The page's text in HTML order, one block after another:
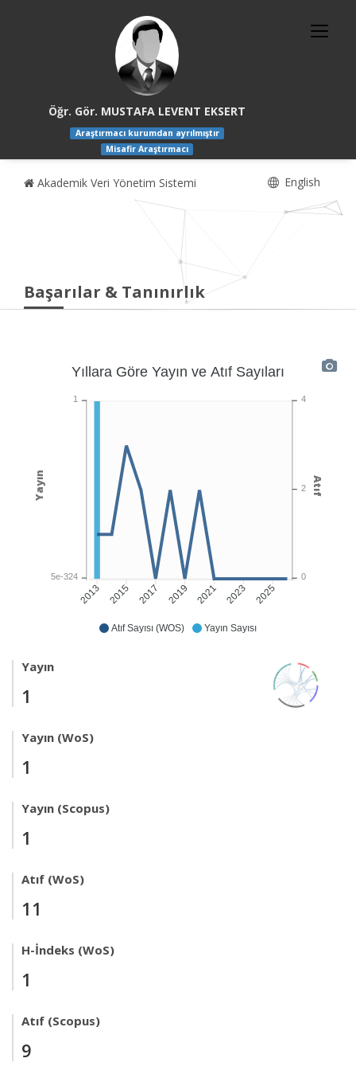
Öğr. Gör. MUSTAFA LEVENT EKSERT
Araştırmacı kurumdan ayrılmıştır
Misafir Araştırmacı
Akademik Veri Yönetim Sistemi English
Başarılar & Tanınırlık
Atıf Sayısı (WOS) Yayın Sayısı
2013 2015 2017 2019 2021 2023 2025
Yıllara Göre Yayın ve Atıf Sayıları
4
2
0
Atıf
1
5e-324
Yayın
Yayın
1
Yayın (WoS)
1
Yayın (Scopus)
1
Atıf (WoS)
11
H-İndeks (WoS)
1
Atıf (Scopus)
9